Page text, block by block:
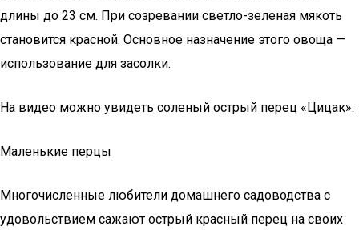
длины до 23 см. При созревании светло-зеленая мякоть
становится красной. Основное назначение этого овоща —
использование для засолки.
На видео можно увидеть соленый острый перец «Цицак»:
Маленькие перцы
Многочисленные любители домашнего садоводства с
удовольствием сажают острый красный перец на своих